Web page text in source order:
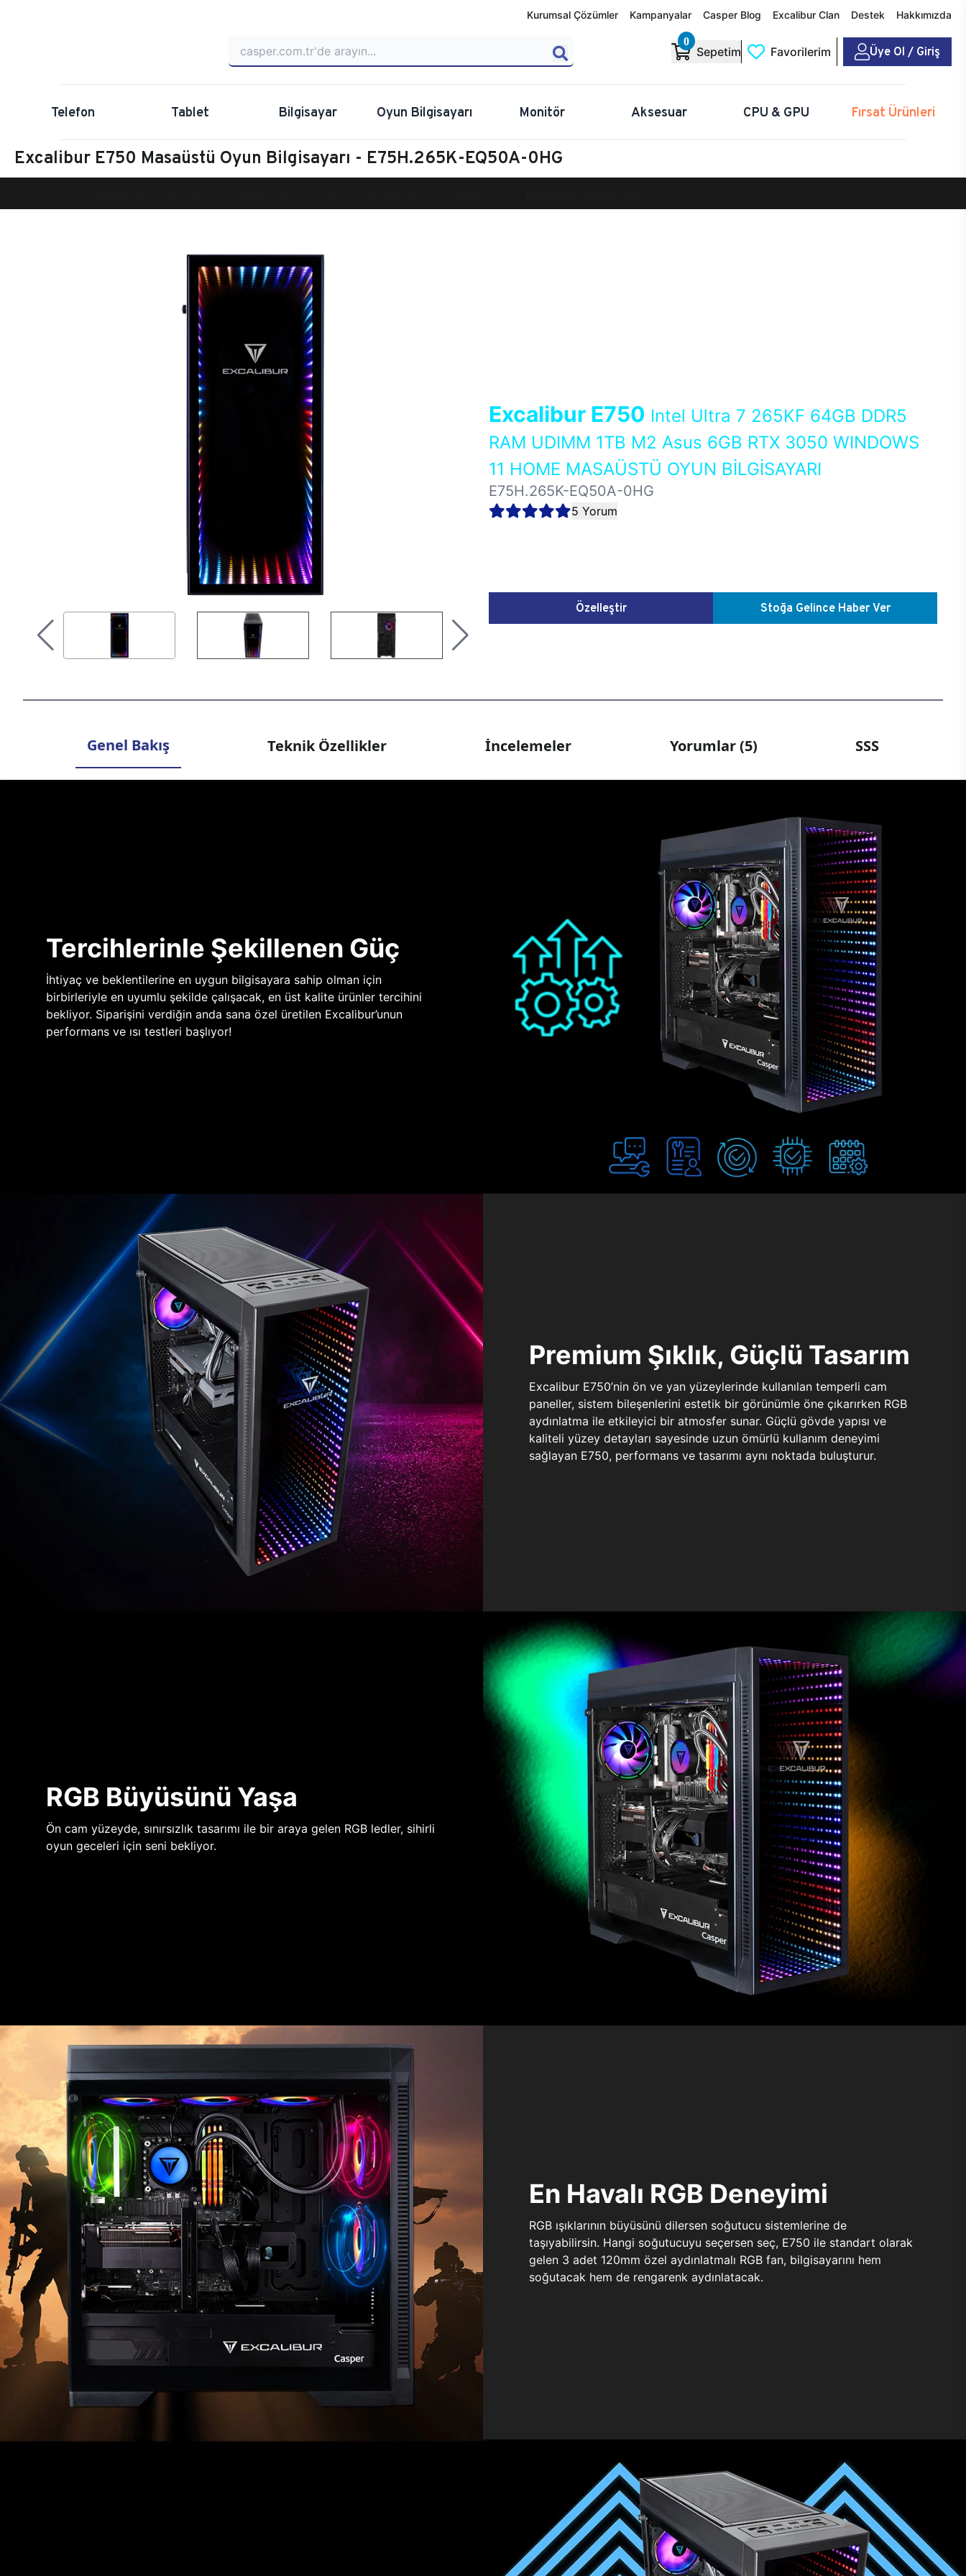
Kurumsal Çözümler Kampanyalar Casper Blog Excalibur Clan Destek Hakkımızda
0
Sepetim Favorilerim Üye Ol / Giriş
Telefon Tablet Bilgisayar Oyun Bilgisayarı Monitör Aksesuar CPU & GPU Fırsat Ürünleri
Excalibur E750 Masaüstü Oyun Bilgisayarı - E75H.265K-EQ50A-0HG
Excalibur E750 Intel Ultra 7 265KF 64GB DDR5
RAM UDIMM 1TB M2 Asus 6GB RTX 3050 WINDOWS
11 HOME MASAÜSTÜ OYUN BİLGİSAYARI
E75H.265K-EQ50A-0HG
5 Yorum
Özelleştir Stoğa Gelince Haber Ver
Genel Bakış Teknik Özellikler İncelemeler Yorumlar (5) SSS
Tercihlerinle Şekillenen Güç
İhtiyaç ve beklentilerine en uygun bilgisayara sahip olman için
birbirleriyle en uyumlu şekilde çalışacak, en üst kalite ürünler tercihini
bekliyor. Siparişini verdiğin anda sana özel üretilen Excalibur’unun
performans ve ısı testleri başlıyor!
Premium Şıklık, Güçlü Tasarım
Excalibur E750’nin ön ve yan yüzeylerinde kullanılan temperli cam
paneller, sistem bileşenlerini estetik bir görünümle öne çıkarırken RGB
aydınlatma ile etkileyici bir atmosfer sunar. Güçlü gövde yapısı ve
kaliteli yüzey detayları sayesinde uzun ömürlü kullanım deneyimi
sağlayan E750, performans ve tasarımı aynı noktada buluşturur.
RGB Büyüsünü Yaşa
Ön cam yüzeyde, sınırsızlık tasarımı ile bir araya gelen RGB ledler, sihirli
oyun geceleri için seni bekliyor.
En Havalı RGB Deneyimi
RGB ışıklarının büyüsünü dilersen soğutucu sistemlerine de
taşıyabilirsin. Hangi soğutucuyu seçersen seç, E750 ile standart olarak
gelen 3 adet 120mm özel aydınlatmalı RGB fan, bilgisayarını hem
soğutacak hem de rengarenk aydınlatacak.